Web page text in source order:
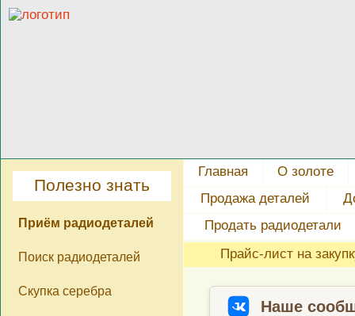
Главная
О золоте
Продажа деталей
Продать радиодетали
Прайс-лист на
Наше
Полезно знать
Приём радиодеталей
Поиск радиодеталей
Скупка серебра